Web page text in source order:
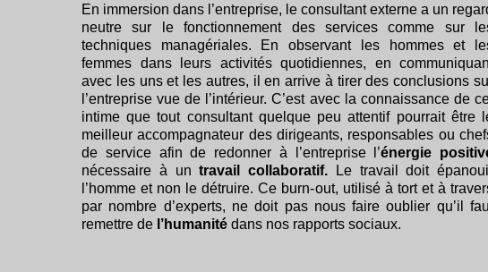
En immersion dans l’entreprise, le consultant externe a un
neutre sur le fonctionnement des services comme sur
techniques managériales. En observant les hommes et
femmes dans leurs activités quotidiennes, en
avec les uns et les autres, il en arrive à tirer des conclusions
l’entreprise vue de l’intérieur. C’est avec la connaissance de
intime que tout consultant quelque peu attentif pourrait être
meilleur accompagnateur des dirigeants, responsables ou
de service afin de redonner à l’entreprise l’énergie
nécessaire à untravail collaboratif. Le travail doit
l’homme et non le détruire. Ce burn-out, utilisé à tort et à
par nombre d’experts, ne doit pas nous faire oublier qu’il
remettre de l’humanité dans nos rapports sociaux.